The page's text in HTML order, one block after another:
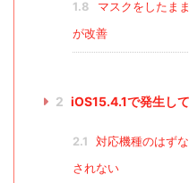
1.8
マスクをしたま
が改善
2 iOS15.4.1で発生し
2.1
対応機種のはず
されない